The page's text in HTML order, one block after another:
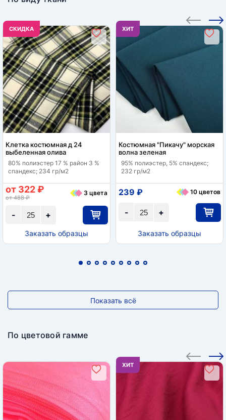
CКИДКА
Клетка костюмная д 24
выбеленная олива
80% полиэстер 17 % район 3 %
спандекс; 234 гр/м2
+
-
от 322 ₽
от 488 ₽
3 цвета
Заказать образцы
ХИТ
Костюмная "Пикачу" морская
волна зеленая
95% полиэстер, 5% спандекс;
232 гр/м2
+
-
239 ₽ 10 цветов
Заказать образцы
Показать всё
По цветовой гамме
ХИТ